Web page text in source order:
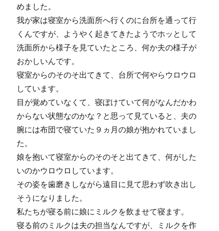
めました。
我が家は寝室から洗面所へ行くのに台所を通って行
くんですが、ようやく起きてきたようでホッとして
洗面所から様子を見ていたところ、何か夫の様子が
おかしいんです。
寝室からのそのそ出てきて、台所で何やらウロウロ
しています。
目が覚めていなくて、寝ぼけていて何がなんだかわ
からない状態なのかな？と思って見ていると、夫の
腕には布団で寝ていた９ヵ月の娘が抱かれていまし
た。
娘を抱いて寝室からのそのそと出てきて、何がした
いのかウロウロしています。
その姿を歯磨きしながら遠目に見て思わず吹き出し
そうになりました。
私たちが寝る前に娘にミルクを飲ませて寝ます。
寝る前のミルクは夫の担当なんですが、ミルクを作